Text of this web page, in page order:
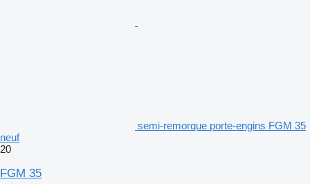
semi-remorque porte-engins FGM 35
neuf
20
FGM 35